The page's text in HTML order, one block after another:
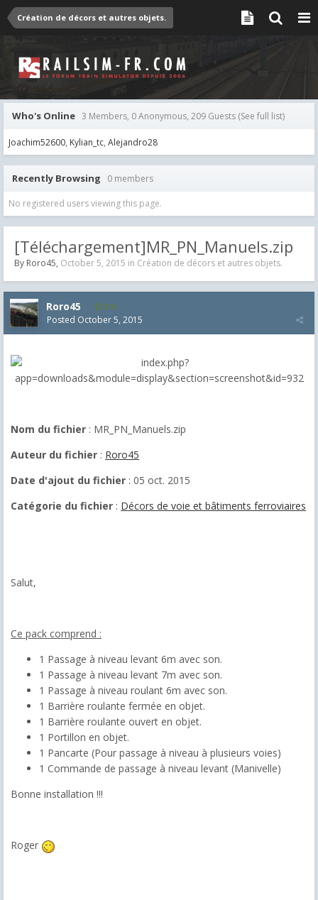
Création de décors et autres objets.
Who's Online 3 Members, 0 Anonymous, 209 Guests (See full list)
Joachim52600 Kylian_tc Alejandro28
Recently Browsing 0 members
No registered users viewing this page.
[Téléchargement]MR_PN_Manuels.zip
By Roro45, October 5, 2015 in Création de décors et autres objets.
Roro45 818
Posted October 5, 2015
Nom du fichier : MR_PN_Manuels.zip
Auteur du fichier : Roro45
Date d'ajout du fichier : 05 oct. 2015
Catégorie du fichier : Décors de voie et bâtiments ferroviaires
Salut,
Ce pack comprend :
1 Passage à niveau levant 6m avec son.
1 Passage à niveau levant 7m avec son.
1 Passage à niveau roulant 6m avec son.
1 Barrière roulante fermée en objet.
1 Barrière roulante ouvert en objet.
1 Portillon en objet.
1 Pancarte (Pour passage à niveau à plusieurs voies)
1 Commande de passage à niveau levant (Manivelle)
Bonne installation !!!
Roger